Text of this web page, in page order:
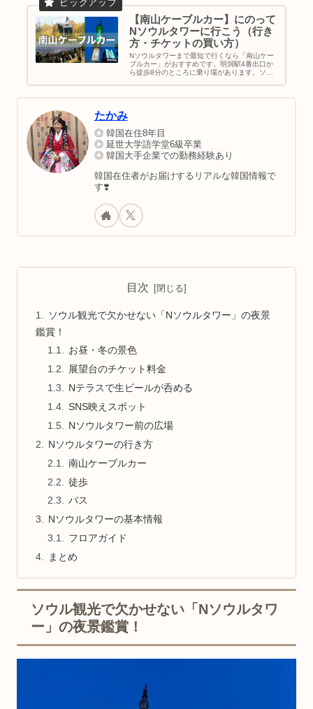
【南山ケーブルカー】にのって
Nソウルタワーに行こう（行き
方・チケットの買い方）
Nソウルタワーまで最短で行くなら「南山ケー
ブルカー」がおすすめです。明洞駅4番出口か
ら徒歩8分のところに乗り場があります。ソウ
たかみ
◎ 韓国在住8年目
◎ 延世大学語学堂6級卒業
◎ 韓国大手企業での勤務経験あり
韓国在住者がお届けするリアルな韓国情報で
す❣️
目次
ソウル観光で欠かせない「Nソウルタワー」の夜景
鑑賞！
お昼・冬の景色
展望台のチケット料金
Nテラスで生ビールが呑める
SNS映えスポット
Nソウルタワー前の広場
Nソウルタワーの行き方
南山ケーブルカー
徒歩
バス
Nソウルタワーの基本情報
フロアガイド
まとめ
ソウル観光で欠かせない「Nソウルタワ
ー」の夜景鑑賞！